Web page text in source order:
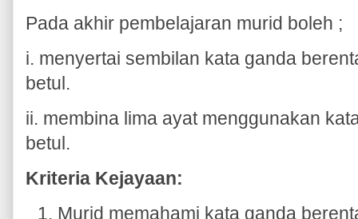
Pada akhir pembelajaran murid boleh ;
i. menyertai sembilan kata ganda
betul.
ii. membina lima ayat menggunakan
betul.
Kriteria Kejayaan:
Murid memahami kata ganda